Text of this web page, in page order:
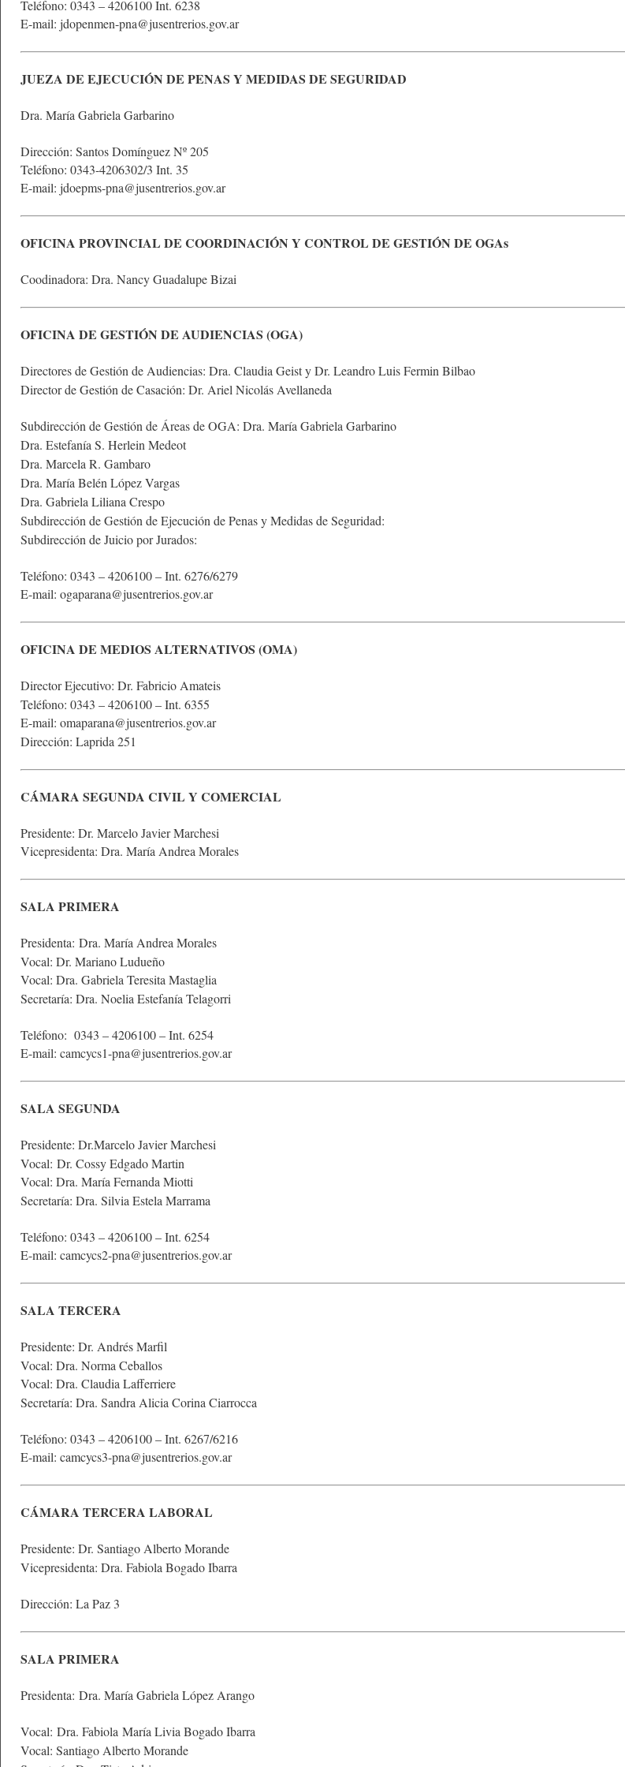
Teléfono: 0343 – 4206100 Int. 6238
E-mail: jdopenmen-pna@jusentrerios.gov.ar
JUEZA DE EJECUCIÓN DE PENAS Y MEDIDAS DE SEGURIDAD
Dra. María Gabriela Garbarino
Dirección: Santos Domínguez Nº 205
Teléfono: 0343-4206302/3 Int. 35
E-mail: jdoepms-pna@jusentrerios.gov.ar
OFICINA PROVINCIAL DE COORDINACIÓN Y CONTROL DE GESTIÓN DE OGAs
Coodinadora: Dra. Nancy Guadalupe Bizai
OFICINA DE GESTIÓN DE AUDIENCIAS (OGA)
Directores de Gestión de Audiencias: Dra. Claudia Geist y Dr. Leandro Luis Fermin Bilbao
Director de Gestión de Casación: Dr. Ariel Nicolás Avellaneda
Subdirección deGestión de Áreas de OGA: Dra. María Gabriela Garbarino
Dra. Estefanía S. Herlein Medeot
Dra. Marcela R. Gambaro
Dra. María Belén López Vargas
Dra. Gabriela Liliana Crespo
Subdirección de Gestión de Ejecución de Penas y Medidas de Seguridad:
Subdirección de Juicio por Jurados:
Teléfono: 0343 – 4206100 – Int. 6276/6279
E-mail: ogaparana@jusentrerios.gov.ar
OFICINA DE MEDIOS ALTERNATIVOS (OMA)
Director Ejecutivo: Dr. Fabricio Amateis
Teléfono: 0343 – 4206100 – Int. 6355
E-mail: omaparana@jusentrerios.gov.ar
Dirección: Laprida 251
CÁMARA SEGUNDA CIVIL Y COMERCIAL
Presidente: Dr. Marcelo Javier Marchesi
Vicepresidenta: Dra. María Andrea Morales
SALA PRIMERA
Presidenta: Dra. María Andrea Morales
Vocal: Dr. Mariano Ludueño
Vocal: Dra. Gabriela Teresita Mastaglia
Secretaría: Dra. Noelia Estefanía Telagorri
Teléfono: 0343 – 4206100 – Int. 6254
E-mail: camcycs1-pna@jusentrerios.gov.ar
SALA SEGUNDA
Presidente: Dr.Marcelo Javier Marchesi
Vocal: Dr. Cossy Edgado Martin
Vocal: Dra. María Fernanda Miotti
Secretaría: Dra. Silvia Estela Marrama
Teléfono: 0343 – 4206100 – Int. 6254
E-mail: camcycs2-pna@jusentrerios.gov.ar
SALA TERCERA
Presidente: Dr. Andrés Marfil
Vocal: Dra. Norma Ceballos
Vocal: Dra. Claudia Lafferriere
Secretaría: Dra. Sandra Alicia Corina Ciarrocca
Teléfono: 0343 – 4206100 – Int. 6267/6216
E-mail: camcycs3-pna@jusentrerios.gov.ar
CÁMARA TERCERA LABORAL
Presidente: Dr. Santiago Alberto Morande
Vicepresidenta: Dra. Fabiola Bogado Ibarra
Dirección: La Paz 3
SALA PRIMERA
Presidenta: Dra. María Gabriela López Arango
Vocal: Dra. Fabiola María Livia Bogado Ibarra
Vocal: Santiago Alberto Morande